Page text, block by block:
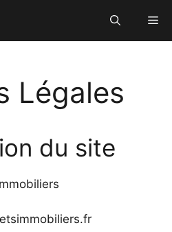
Légales
du site